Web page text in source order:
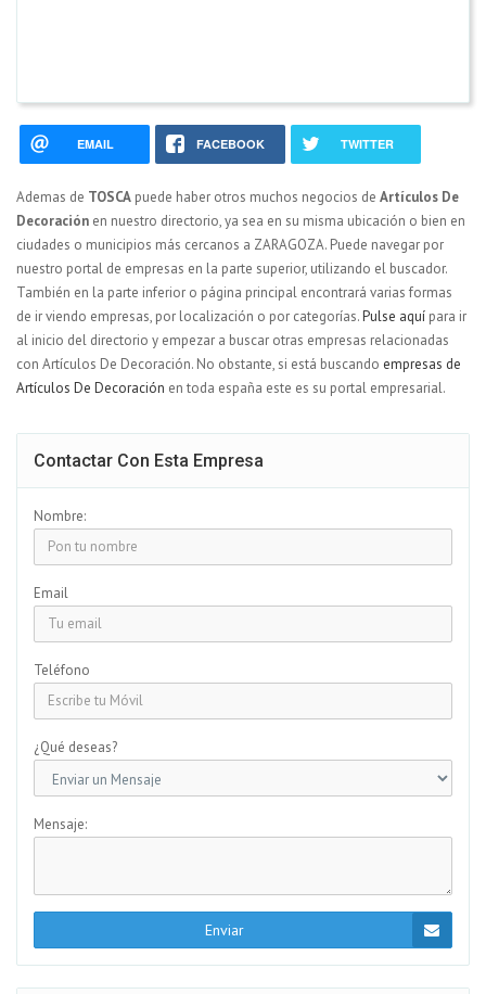
EMAIL FACEBOOK TWITTER
Ademas de TOSCA puede haber otros muchos negocios de Artículos De
Decoración en nuestro directorio, ya sea en su misma ubicación o bien en
ciudades o municipios más cercanos a ZARAGOZA. Puede navegar por
nuestro portal de empresas en la parte superior, utilizando el buscador.
También en la parte inferior o página principal encontrará varias formas
de ir viendo empresas, por localización o por categorías.Pulse aquí para ir
al inicio del directorio y empezar a buscar otras empresas relacionadas
con Artículos De Decoración. No obstante, si está buscando empresas de
Artículos De Decoración en toda españa este es su portal empresarial.
Contactar Con Esta Empresa
Nombre:
Email
Teléfono
¿Qué deseas?
Mensaje:
Enviar